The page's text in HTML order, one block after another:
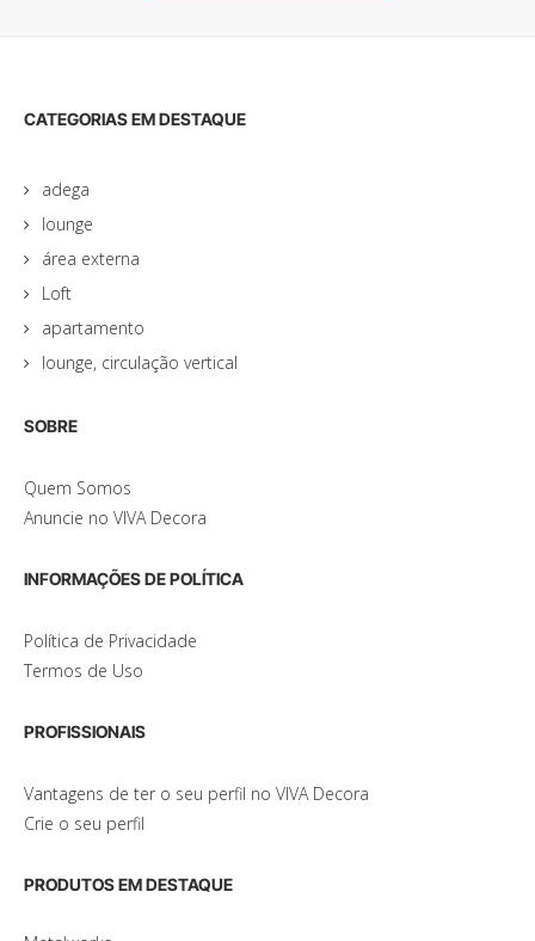
CATEGORIAS EM DESTAQUE
adega
lounge
área externa
Loft
apartamento
lounge, circulação vertical
SOBRE
Quem Somos
Anuncie no VIVA Decora
INFORMAÇÕES DE POLÍTICA
Política de Privacidade
Termos de Uso
PROFISSIONAIS
Vantagens de ter o seu perfil no VIVA Decora
Crie o seu perfil
PRODUTOS EM DESTAQUE